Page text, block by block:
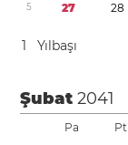
5 27 28
1 Yılbaşı
Şubat2041
Pa Pt